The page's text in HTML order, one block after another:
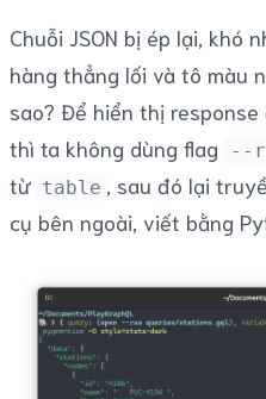
Chuỗi JSON bị ép lại, khó
hàng thẳng lối và tô màu
sao? Để hiển thị response
thì ta không dùng flag
--
từ table , sau đó lại
cụ bên ngoài, viết bằng